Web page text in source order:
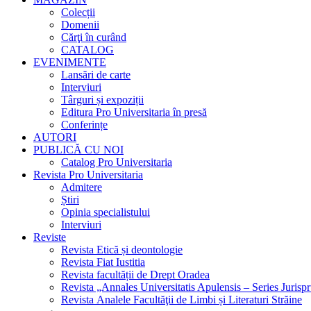
Colecții
Domenii
Cărţi în curând
CATALOG
EVENIMENTE
Lansări de carte
Interviuri
Târguri și expoziții
Editura Pro Universitaria în presă
Conferințe
AUTORI
PUBLICĂ CU NOI
Catalog Pro Universitaria
Revista Pro Universitaria
Admitere
Știri
Opinia specialistului
Interviuri
Reviste
Revista Etică și deontologie
Revista Fiat Iustitia
Revista facultății de Drept Oradea
Revista „Annales Universitatis Apulensis – Series
Revista Analele Facultăţii de Limbi și Literaturi Străine